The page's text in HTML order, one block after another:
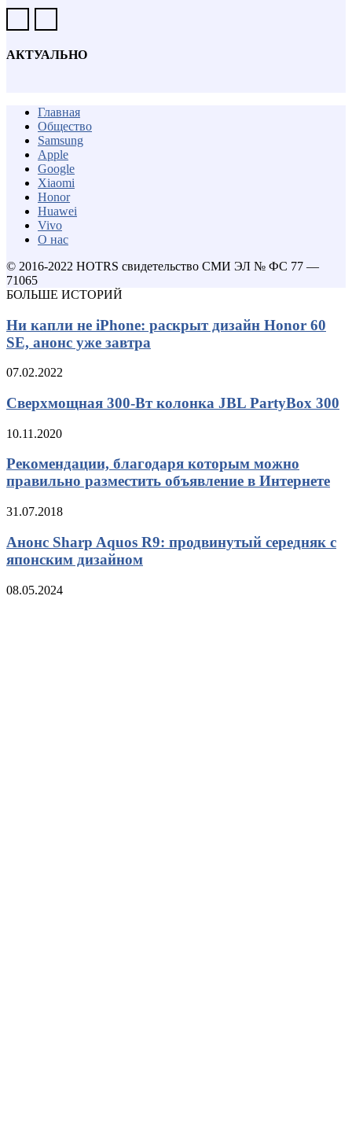
АКТУАЛЬНО
Главная
Общество
Samsung
Apple
Google
Xiaomi
Honor
Huawei
Vivo
О нас
© 2016-2022 HOTRS свидетельство СМИ ЭЛ № ФС 77 —
71065
БОЛЬШЕ ИСТОРИЙ
Ни капли не iPhone: раскрыт дизайн Honor 60
SE, анонс уже завтра
07.02.2022
Сверхмощная 300-Вт колонка JBL PartyBox 300
10.11.2020
Рекомендации, благодаря которым можно
правильно разместить объявление в Интернете
31.07.2018
Анонс Sharp Aquos R9: продвинутый середняк с
японским дизайном
08.05.2024